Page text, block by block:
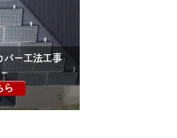
バー工法工事
ら